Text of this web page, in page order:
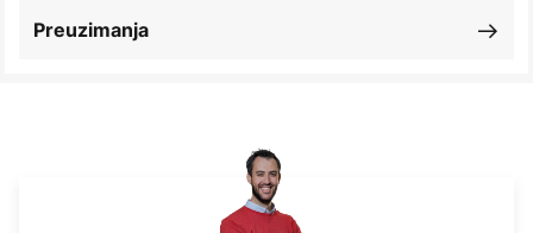
Preuzimanja